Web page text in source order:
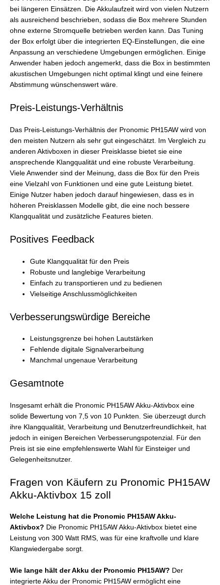
bei längeren Einsätzen. Die Akkulaufzeit wird von vielen Nutzern
als ausreichend beschrieben, sodass die Box mehrere Stunden
ohne externe Stromquelle betrieben werden kann. Das Tuning
der Box erfolgt über die integrierten EQ-Einstellungen, die eine
Anpassung an verschiedene Umgebungen ermöglichen. Einige
Anwender haben jedoch angemerkt, dass die Box in bestimmten
akustischen Umgebungen nicht optimal klingt und eine feinere
Abstimmung wünschenswert wäre.
Preis-Leistungs-Verhältnis
Das Preis-Leistungs-Verhältnis der Pronomic PH15AW wird von
den meisten Nutzern als sehr gut eingeschätzt. Im Vergleich zu
anderen Aktivboxen in dieser Preisklasse bietet sie eine
ansprechende Klangqualität und eine robuste Verarbeitung.
Viele Anwender sind der Meinung, dass die Box für den Preis
eine Vielzahl von Funktionen und eine gute Leistung bietet.
Einige Nutzer haben jedoch darauf hingewiesen, dass es in
höheren Preisklassen Modelle gibt, die eine noch bessere
Klangqualität und zusätzliche Features bieten.
Positives Feedback
Gute Klangqualität für den Preis
Robuste und langlebige Verarbeitung
Einfach zu transportieren und zu bedienen
Vielseitige Anschlussmöglichkeiten
Verbesserungswürdige Bereiche
Leistungsgrenze bei hohen Lautstärken
Fehlende digitale Signalverarbeitung
Manchmal ungenaue Verarbeitung
Gesamtnote
Insgesamt erhält die Pronomic PH15AW Akku-Aktivbox eine
solide Bewertung von 7,5 von 10 Punkten. Sie überzeugt durch
ihre Klangqualität, Verarbeitung und Benutzerfreundlichkeit, hat
jedoch in einigen Bereichen Verbesserungspotenzial. Für den
Preis ist sie eine empfehlenswerte Wahl für Einsteiger und
Gelegenheitsnutzer.
Fragen von Käufern zu Pronomic PH15AW
Akku-Aktivbox 15 zoll
Welche Leistung hat die Pronomic PH15AW Akku-
Aktivbox? Die Pronomic PH15AW Akku-Aktivbox bietet eine
Leistung von 300 Watt RMS, was für eine kraftvolle und klare
Klangwiedergabe sorgt.
Wie lange hält der Akku der Pronomic PH15AW? Der
integrierte Akku der Pronomic PH15AW ermöglicht eine